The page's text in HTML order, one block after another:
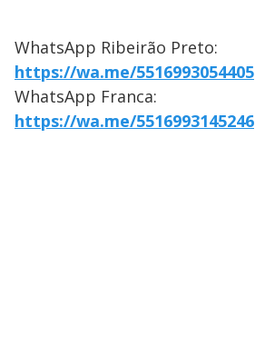
WhatsApp Ribeirão Preto:
https://wa.me/5516993054405
WhatsApp Franca:
https://wa.me/5516993145246